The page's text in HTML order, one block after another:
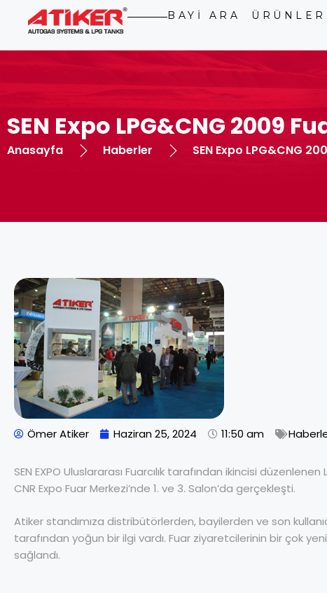
BAYI ARA ÜRÜNLER
SEN Expo LPG&CNG 2009
Anasayfa Haberler SEN Expo LPG&CNG
Ömer Atiker Haziran 25, 2024 11:50 am
SEN EXPO Uluslararası Fuarcılık tarafından ikincisi
CNR Expo Fuar Merkezi’nde 1. ve 3. Salon’da gerçekleşti.
Atiker standımıza distribütörlerden, bayilerden ve son
tarafından yoğun bir ilgi vardı. Fuar ziyaretcilerinin bir çok
sağlandı.